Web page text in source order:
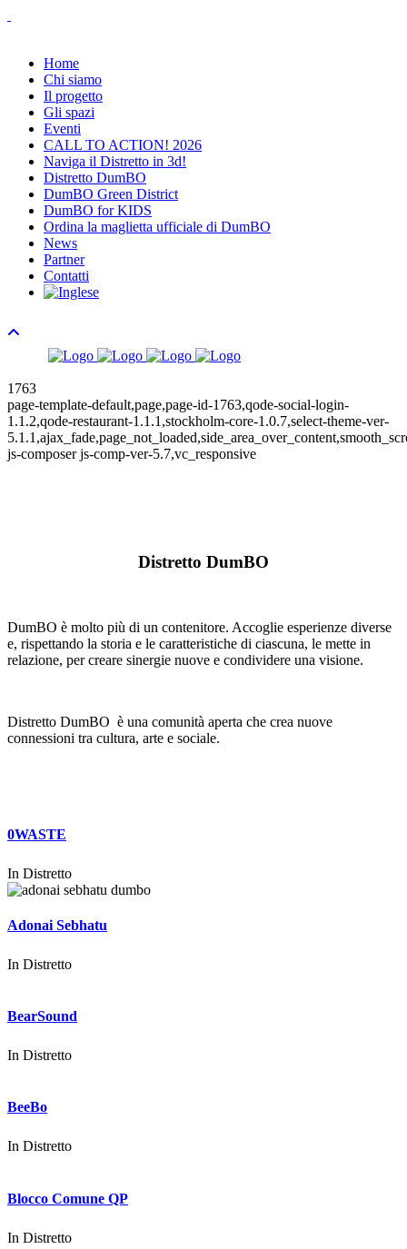
Home
Chi siamo
Il progetto
Gli spazi
Eventi
CALL TO ACTION! 2026
Naviga il Distretto in 3d!
Distretto DumBO
DumBO Green District
DumBO for KIDS
Ordina la maglietta ufficiale di DumBO
News
Partner
Contatti
1763
page-template-default,page,page-id-1763,qode-social-login-
1.1.2,qode-restaurant-1.1.1,stockholm-core-1.0.7,select-theme-ver-
js-composer js-comp-ver-5.7,vc_responsive
Distretto DumBO
DumBO è molto più di un contenitore. Accoglie esperienze diverse
e, rispettando la storia e le caratteristiche di ciascuna, le mette in
relazione, per creare sinergie nuove e condividere una visione.
Distretto DumBO è una comunità aperta che crea nuove
connessioni tra cultura, arte e sociale.
0WASTE
In Distretto
Adonai Sebhatu
In Distretto
BearSound
In Distretto
BeeBo
In Distretto
Blocco Comune QP
In Distretto